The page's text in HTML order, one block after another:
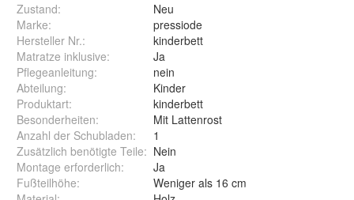
Zustand:
Neu
Marke:
pressiode
Hersteller Nr.:
kinderbett
Matratze inklusive:
Ja
Pflegeanleitung:
nein
Abteilung:
Kinder
Produktart:
kinderbett
Besonderheiten:
Mit Lattenrost
Anzahl der Schubladen:
1
Zusätzlich benötigte Teile: Nein
Montage erforderlich:
Ja
Fußteilhöhe:
Weniger als 16 cm